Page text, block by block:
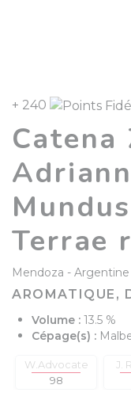
+ 240
Catena
Terrae
Mendoza Argentine
AROMATIQUE,
Volume : 13.5 %
Cépage(s) :
W.Advocate
98
J.